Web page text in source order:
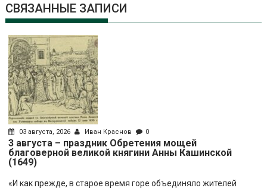
СВЯЗАННЫЕ ЗАПИСИ
03 августа, 2026 Иван Краснов 0
3 августа – праздник Обретения мощей
благоверной великой княгини Анны Кашинской
(1649)
«И как прежде, в старое время горе объединяло жителей